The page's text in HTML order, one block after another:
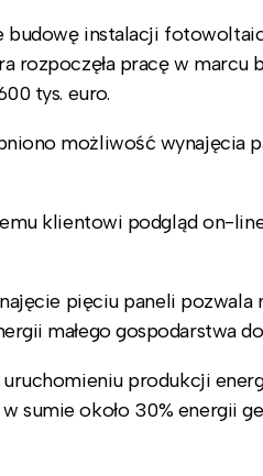
budowę instalacji
pracę w marcu
tys. euro.
możliwość wynajęcia
klientowi podgląd on-
pięciu paneli
małego gospodarstwa
produkcji
około 30% energii